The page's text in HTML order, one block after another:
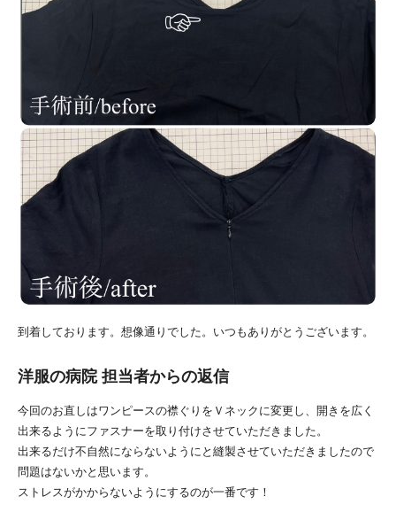
到着しております。想像通りでした。いつもありがとうございます。
洋服の病院 担当者からの返信
今回のお直しはワンピースの襟ぐりをＶネックに変更し、開きを広く
出来るようにファスナーを取り付けさせていただきました。
出来るだけ不自然にならないようにと縫製させていただきましたので
問題はないかと思います。
ストレスがかからないようにするのが一番です！